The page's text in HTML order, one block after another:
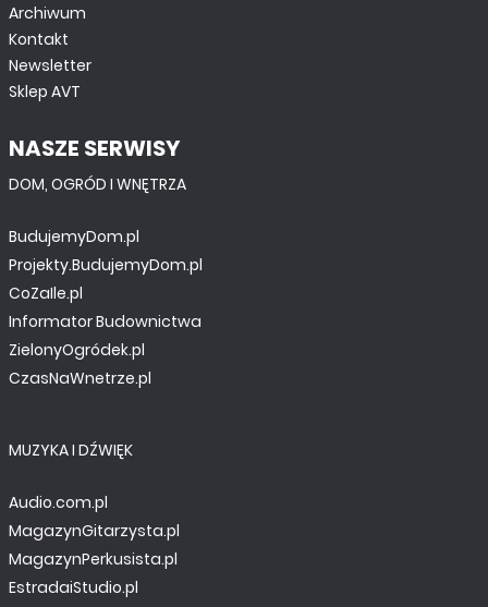
Archiwum
Kontakt
Newsletter
Sklep AVT
NASZE SERWISY
DOM, OGRÓD I WNĘTRZA
BudujemyDom.pl
Projekty.BudujemyDom.pl
CoZaIle.pl
Informator Budownictwa
ZielonyOgródek.pl
CzasNaWnetrze.pl
MUZYKA I DŹWIĘK
Audio.com.pl
MagazynGitarzysta.pl
MagazynPerkusista.pl
EstradaiStudio.pl